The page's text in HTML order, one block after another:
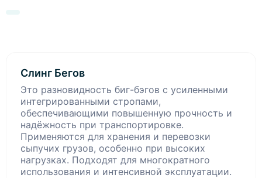
Слинг Бегов
Это разновидность биг-бэгов с усиленными
интегрированными стропами,
обеспечивающими повышенную прочность и
надёжность при транспортировке.
Применяются для хранения и перевозки
сыпучих грузов, особенно при высоких
нагрузках. Подходят для многократного
использования и интенсивной эксплуатации.